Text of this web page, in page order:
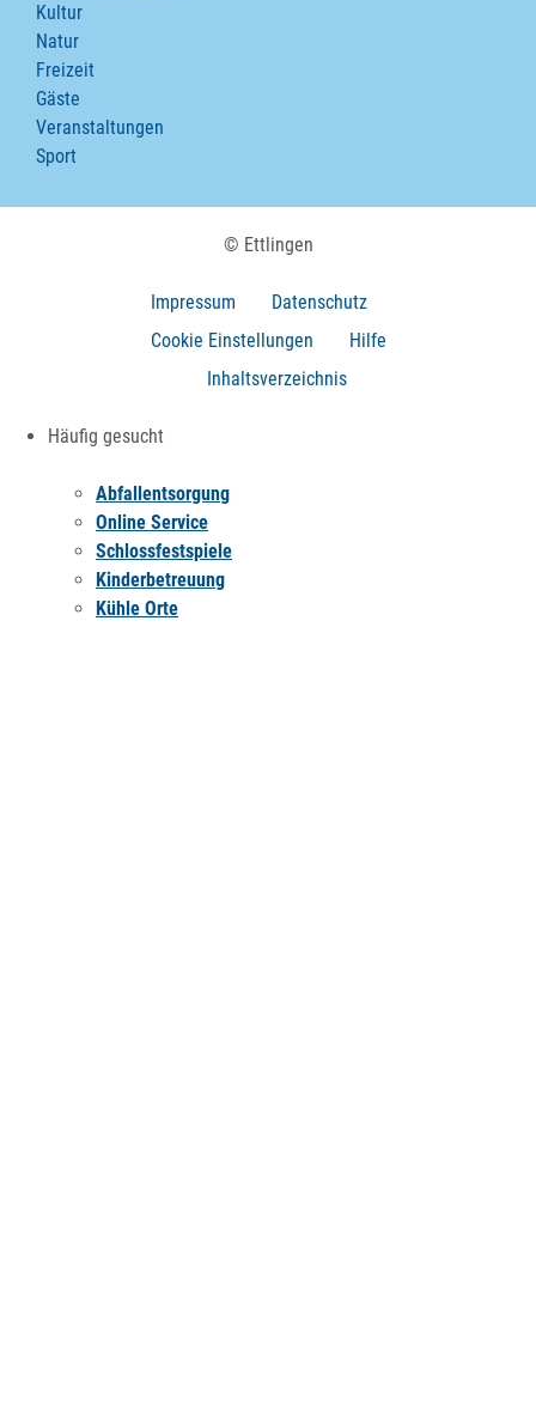
Kultur
Natur
Freizeit
Gäste
Veranstaltungen
Sport
© Ettlingen
Impressum
Datenschutz
Cookie Einstellungen
Hilfe
Inhaltsverzeichnis
Häufig gesucht
Abfallentsorgung
Online Service
Schlossfestspiele
Kinderbetreuung
Kühle Orte